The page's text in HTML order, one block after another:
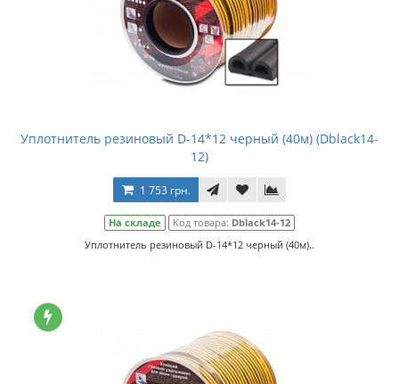
Уплотнитель резиновый D-14*12 черный (40м) (Dblack14-
12)
1 753 грн.
На складе Код товара: Dblack14-12
Уплотнитель резиновый D-14*12 черный (40м)..